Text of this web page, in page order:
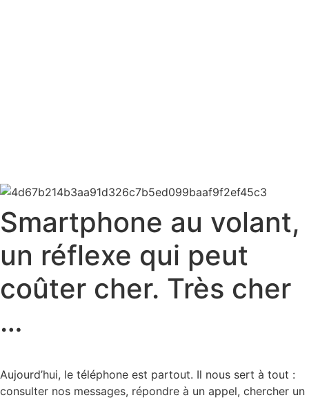
Smartphone au volant,
un réflexe qui peut
coûter cher. Très cher
…
Aujourd’hui, le téléphone est partout. Il nous sert à tout :
consulter nos messages, répondre à un appel, chercher un